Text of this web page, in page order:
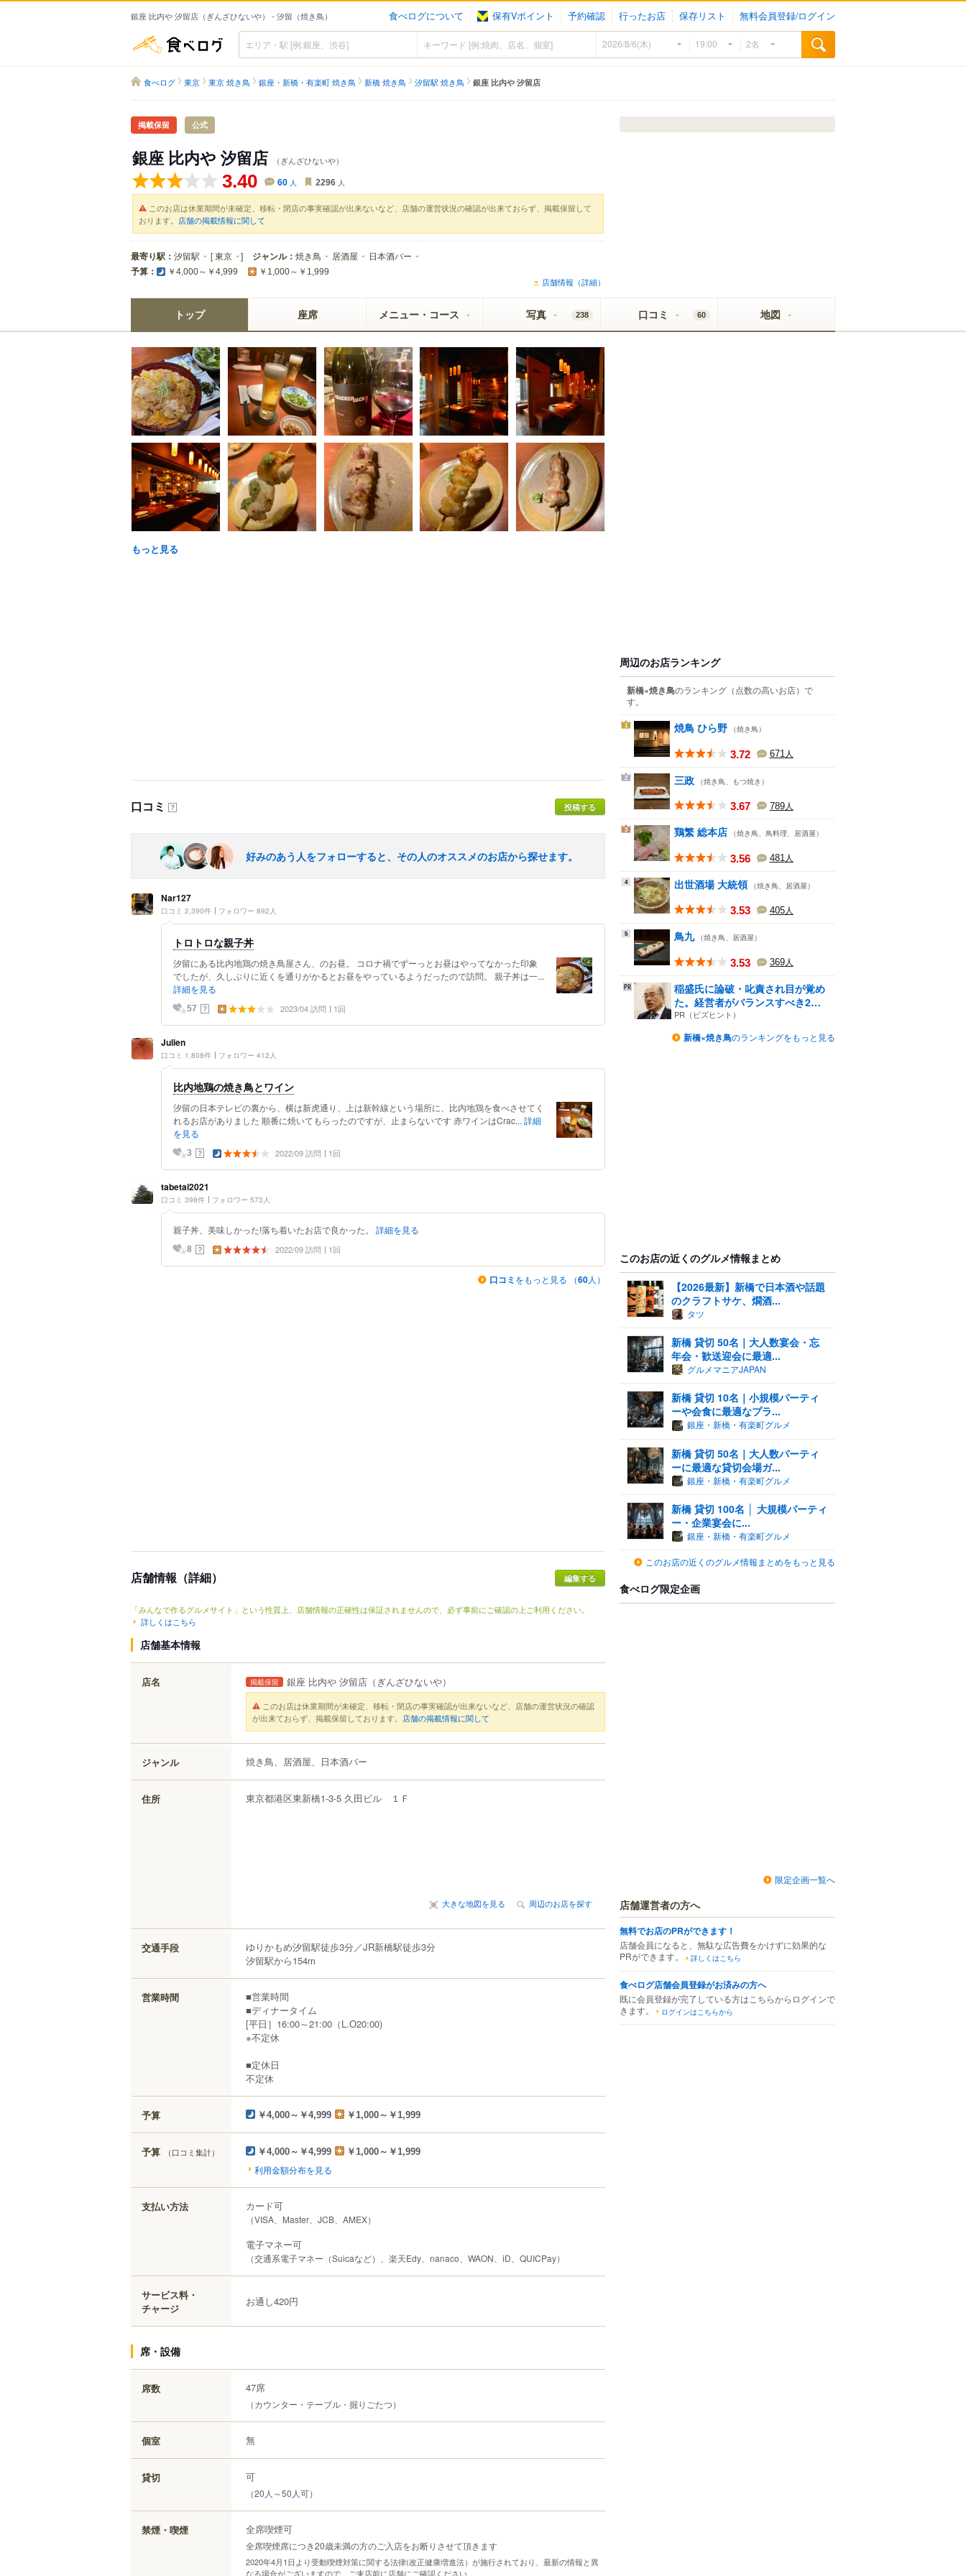
銀座 比内や 汐留店（ぎんざひないや） - 汐留（焼き鳥） 食べログについて 保有Vポイント 予約確認 行ったお店 保存リスト 無料会員登録/ログイン
食べログ
食べログ 東京 東京 焼き鳥 銀座・新橋・有楽町 焼き鳥 新橋 焼き鳥 汐留駅 焼き鳥 銀座 比内や 汐留店
掲載保留 公式
銀座 比内や 汐留店 （ぎんざひないや）
3.40 60 人 2296 人
このお店は休業期間が未確定、移転・閉店の事実確認が出来ないなど、店舗の運営状況の確認が出来ておらず、掲載保留して
おります。 店舗の掲載情報に関して
最寄り駅： 汐留駅 [東京 ] ジャンル： 焼き鳥 居酒屋 日本酒バー
予算： ￥4,000～￥4,999 ￥1,000～￥1,999
店舗情報（詳細）
トップ 座席 メニュー・コース 写真 238 口コミ 60 地図
もっと見る
口コミ ？ 投稿する
好みのあう人をフォローすると、その人のオススメのお店から探せます。
Nar127
口コミ 2,390件 フォロワー 892人
トロトロな親子丼
汐留にある比内地鶏の焼き鳥屋さん、のお昼。 コロナ禍でずーっとお昼はやってなかった印象
でしたが、久しぶりに近くを通りがかるとお昼をやっているようだったので訪問。 親子丼は一...
詳細を見る
57 ？ 2023/04 訪問 1回
Julien
口コミ 1,808件 フォロワー 412人
比内地鶏の焼き鳥とワイン
汐留の日本テレビの裏から、横は新虎通り、上は新幹線という場所に、比内地鶏を食べさせてく
れるお店がありました 順番に焼いてもらったのですが、止まらないです 赤ワインはCrac... 詳細
を見る
3 ？ 2022/09 訪問 1回
tabetai2021
口コミ 398件 フォロワー 573人
親子丼、美味しかった!落ち着いたお店で良かった。 詳細を見る
8 ？ 2022/09 訪問 1回
口コミ をもっと見る （60人）
店舗情報（詳細） 編集する
「みんなで作るグルメサイト」という性質上、店舗情報の正確性は保証されませんので、必ず事前にご確認の上ご利用ください。
詳しくはこちら
店舗基本情報
店名 掲載保留 銀座 比内や 汐留店 （ぎんざひないや）
このお店は休業期間が未確定、移転・閉店の事実確認が出来ないなど、店舗の運営状況の確認
が出来ておらず、掲載保留しております。 店舗の掲載情報に関して
ジャンル 焼き鳥、居酒屋、日本酒バー
住所 東京都港区東新橋1-3-5 久田ビル １Ｆ
大きな地図を見る 周辺のお店を探す
交通手段
ゆりかもめ汐留駅徒歩3分／JR新橋駅徒歩3分
汐留駅から154m
営業時間
■営業時間
■ディナータイム
[平日］16:00～21:00（L.O20:00)
※不定休
■定休日
不定休
予算 ￥4,000～￥4,999 ￥1,000～￥1,999
予算 （口コミ集計） ￥4,000～￥4,999 ￥1,000～￥1,999
利用金額分布を見る
支払い方法 カード可
（VISA、Master、JCB、AMEX）
電子マネー可
（交通系電子マネー（Suicaなど）、楽天Edy、nanaco、WAON、iD、QUICPay）
サービス料・
チャージ
お通し420円
席・設備
席数 47席
（カウンター・テーブル・掘りごたつ）
個室 無
貸切 可
（20人～50人可）
禁煙・喫煙 全席喫煙可
全席喫煙席につき20歳未満の方のご入店をお断りさせて頂きます
2020年4月1日より受動喫煙対策に関する法律(改正健康増進法）が施行されており、最新の情報と異
なる場合がございますので、ご来店前に店舗にご確認ください。
周辺のお店ランキング
新橋×焼き鳥のランキング （点数の高いお店） で
す。
1 焼鳥 ひら野 （焼き鳥）
3.72 671人
2 三政 （焼き鳥、もつ焼き）
3.67 789人
3 鶏繁 総本店 （焼き鳥、鳥料理、居酒屋）
3.56 481人
4 出世酒場 大統領 （焼き鳥、居酒屋）
3.53 405人
5 鳥九 （焼き鳥、居酒屋）
3.53 369人
稲盛氏に論破・叱責され目が覚め
た。経営者がバランスすべき2
つ...
PR（ビズヒント）
新橋×焼き鳥のランキングをもっと見る
このお店の近くのグルメ情報まとめ
【2026最新】新橋で日本酒や話題
のクラフトサケ、燗酒...
タツ
新橋 貸切 50名｜大人数宴会・忘
年会・歓送迎会に最適...
グルメマニアJAPAN
新橋 貸切 10名｜小規模パーティ
ーや会食に最適なプラ...
銀座・新橋・有楽町グルメ
新橋 貸切 50名｜大人数パーティ
ーに最適な貸切会場ガ...
銀座・新橋・有楽町グルメ
新橋 貸切 100名 │ 大規模パーティ
ー・企業宴会に...
銀座・新橋・有楽町グルメ
このお店の近くのグルメ情報まとめをもっと見る
食べログ限定企画
限定企画一覧へ
店舗運営者の方へ
無料でお店のPRができます！
店舗会員になると、無駄な広告費をかけずに効果的な
PRができます。
詳しくはこちら
食べログ店舗会員登録がお済みの方へ
既に会員登録が完了している方はこちらからログインで
きます。
ログインはこちらから